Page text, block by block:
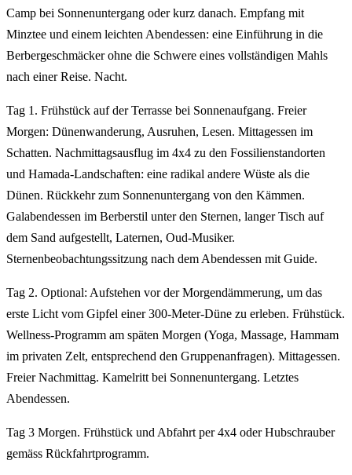
Camp bei Sonnenuntergang oder kurz danach. Empfang mit
Minztee und einem leichten Abendessen: eine Einführung in die
Berbergeschmäcker ohne die Schwere eines vollständigen Mahls
nach einer Reise. Nacht.
Tag 1. Frühstück auf der Terrasse bei Sonnenaufgang. Freier
Morgen: Dünenwanderung, Ausruhen, Lesen. Mittagessen im
Schatten. Nachmittagsausflug im 4x4 zu den Fossilienstandorten
und Hamada-Landschaften: eine radikal andere Wüste als die
Dünen. Rückkehr zum Sonnenuntergang von den Kämmen.
Galabendessen im Berberstil unter den Sternen, langer Tisch auf
dem Sand aufgestellt, Laternen, Oud-Musiker.
Sternenbeobachtungssitzung nach dem Abendessen mit Guide.
Tag 2. Optional: Aufstehen vor der Morgendämmerung, um das
erste Licht vom Gipfel einer 300-Meter-Düne zu erleben. Frühstück.
Wellness-Programm am späten Morgen (Yoga, Massage, Hammam
im privaten Zelt, entsprechend den Gruppenanfragen). Mittagessen.
Freier Nachmittag. Kamelritt bei Sonnenuntergang. Letztes
Abendessen.
Tag 3 Morgen. Frühstück und Abfahrt per 4x4 oder Hubschrauber
gemäss Rückfahrtprogramm.